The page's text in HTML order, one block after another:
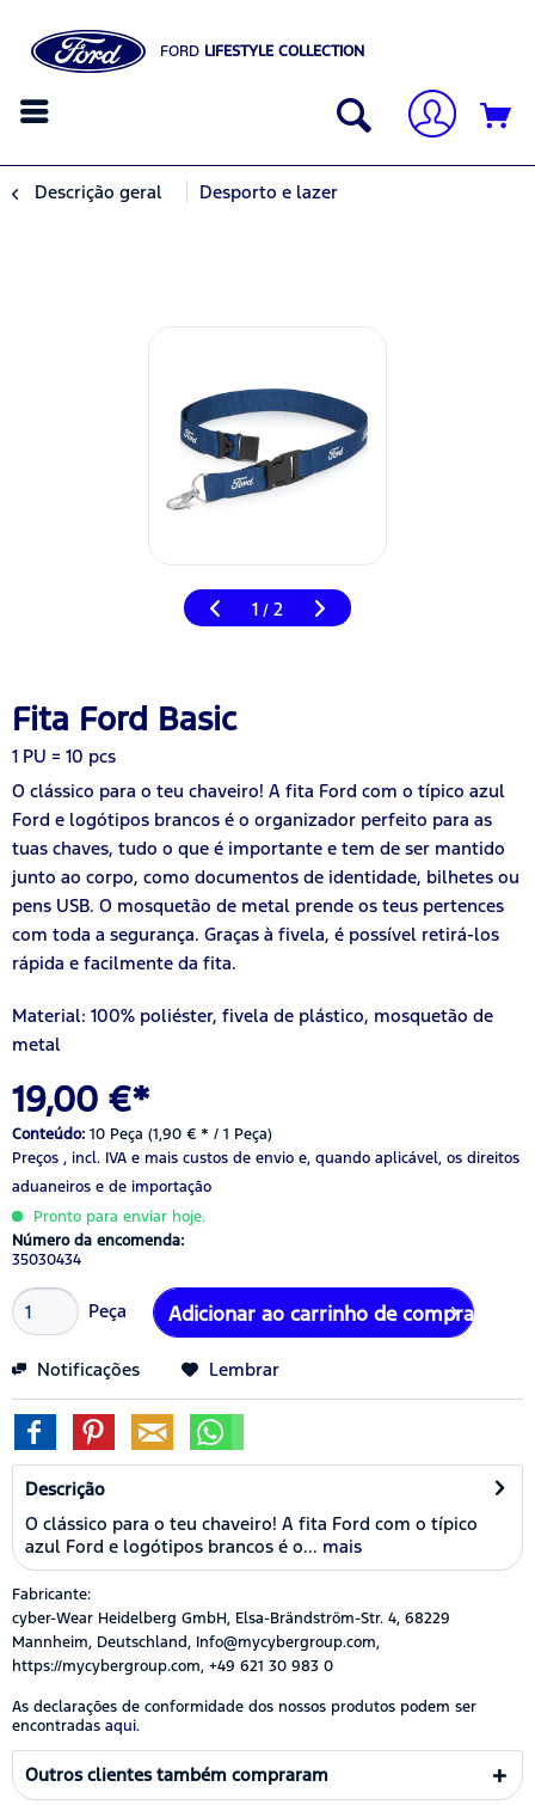
FORD LIFESTYLE COLLECTION
Descrição geral Desporto e lazer
1 / 2
Fita Ford Basic
1 PU = 10 pcs
O clássico para o teu chaveiro! A fita Ford com o típico azul
Ford e logótipos brancos é o organizador perfeito para as
tuas chaves, tudo o que é importante e tem de ser mantido
junto ao corpo, como documentos de identidade, bilhetes ou
pens USB. O mosquetão de metal prende os teus pertences
com toda a segurança. Graças à fivela, é possível retirá-los
rápida e facilmente da fita.
Material: 100% poliéster, fivela de plástico, mosquetão de
metal
19,00 €*
Conteúdo: 10 Peça (1,90 € * / 1 Peça)
Preços , incl. IVA e mais custos de envio e, quando aplicável, os direitos
aduaneiros e de importação
Pronto para enviar hoje.
Número da encomenda:
35030434
Peça Adicionar ao carrinho de compras
Notificações Lembrar
Descrição
O clássico para o teu chaveiro! A fita Ford com o típico
azul Ford e logótipos brancos é o... mais
Fabricante:
cyber-Wear Heidelberg GmbH, Elsa-Brändström-Str. 4, 68229
Mannheim, Deutschland, Info@mycybergroup.com,
https://mycybergroup.com, +49 621 30 983 0
As declarações de conformidade dos nossos produtos podem ser
encontradas aqui.
Outros clientes também compraram